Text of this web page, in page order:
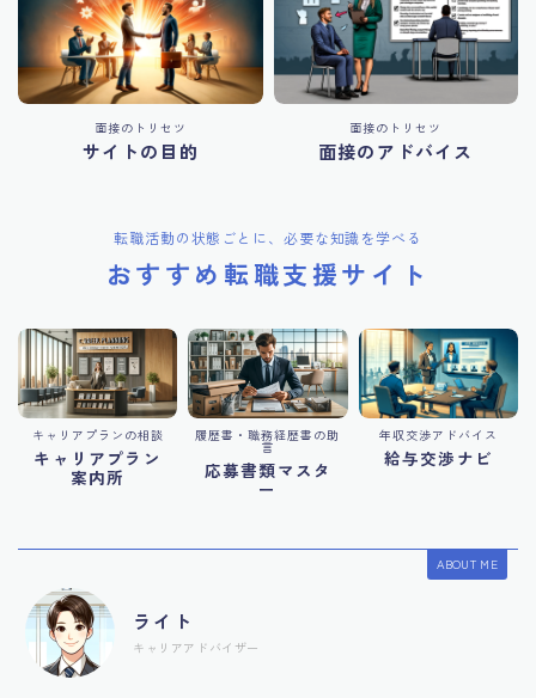
面接のトリセツ
サイトの目的
面接のトリセツ
面接のアドバイス
転職活動の状態ごとに、必要な知識を学べる
おすすめ転職支援サイト
キャリアプランの相談
キャリアプラン
案内所
履歴書・職務経歴書の助
言
応募書類マスタ
ー
年収交渉アドバイス
給与交渉ナビ
ABOUT ME
ライト
キャリアアドバイザー